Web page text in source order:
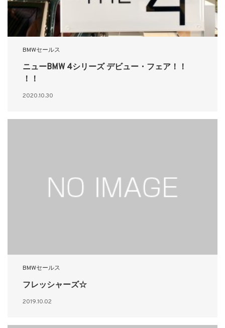
BMWセールス
ニューBMW 4シリーズ デビュー・フェア！！
！！
2020.10.30
BMWセールス
フレッシャーズ☆
2019.10.02